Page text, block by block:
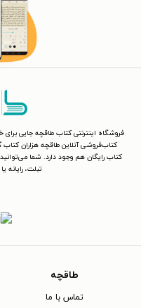
فروشگاه اینترنتی کتاب طاقچه جایی برای
کتاب‌فروشی آنلاین طاقچه هزاران
کتاب رایگان هم وجود دارد. شما می‌توانید
تبلت، رایانه
طاقچه
تماس با ما